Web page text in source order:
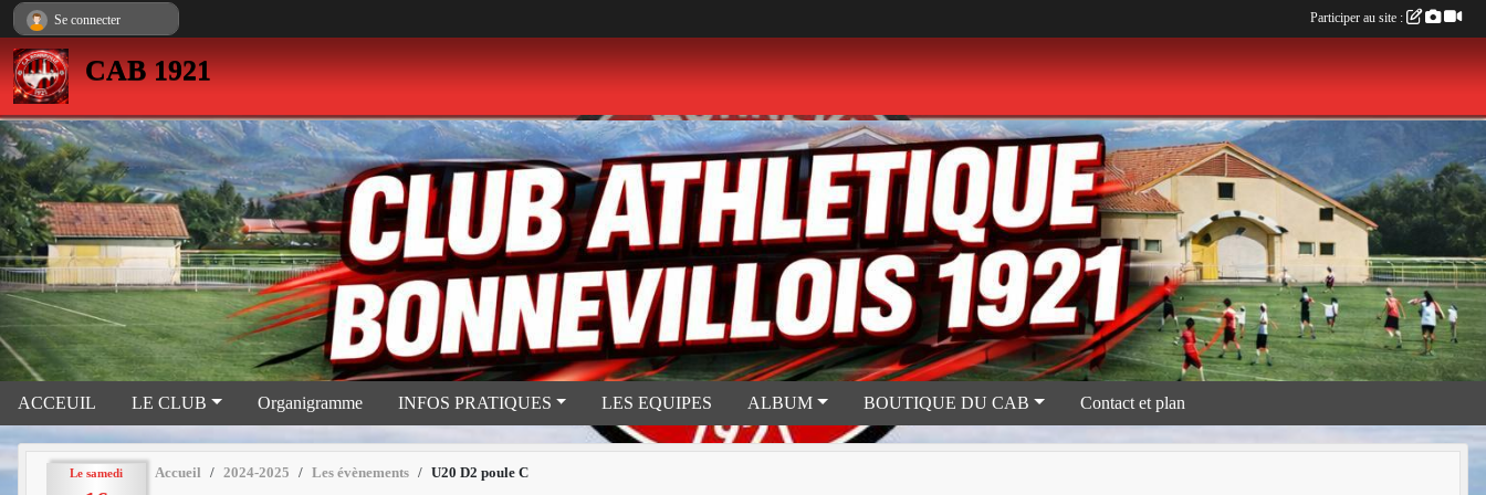
CAB 1921
ACCEUIL LE CLUB Organigramme INFOS PRATIQUES LES EQUIPES ALBUM BOUTIQUE DU CAB Contact et plan
Le samedi Accueil 2024-2025 Les évènements U20 D2 poule C
Se connecter Participer au site :
Panneau de gestion des cookies